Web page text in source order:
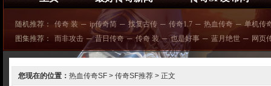
随机推荐： 传奇 装 ─ ip传奇简 ─ 找复古传 ─ 传奇1.7 ─ 热血传奇 ─ 单机传
图集推荐：
而非攻击 ─ 昔日传奇 ─ 传奇 装 ─ 也是好事 ─ 蓝月绝世 ─ 网页
您现在的位置： 热血传奇SF > 传奇SF推荐 > 正文